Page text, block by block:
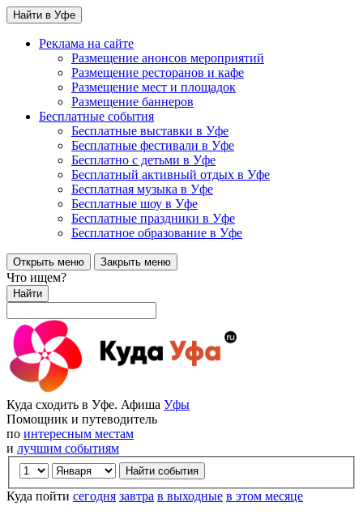
Найти в Уфе
Реклама на сайте
Размещение анонсов мероприятий
Размещение ресторанов и кафе
Размещение мест и площадок
Размещение баннеров
Бесплатные события
Бесплатные выставки в Уфе
Бесплатные фестивали в Уфе
Бесплатно с детьми в Уфе
Бесплатный активный отдых в Уфе
Бесплатная музыка в Уфе
Бесплатные шоу в Уфе
Бесплатные праздники в Уфе
Бесплатное образование в Уфе
Открыть меню Закрыть меню
Что ищем?
Найти
Куда сходить в Уфе. Афиша Уфы
Помощник и путеводитель
по интересным местам
и лучшим событиям
Куда пойти сегодня завтра в выходные в этом месяце